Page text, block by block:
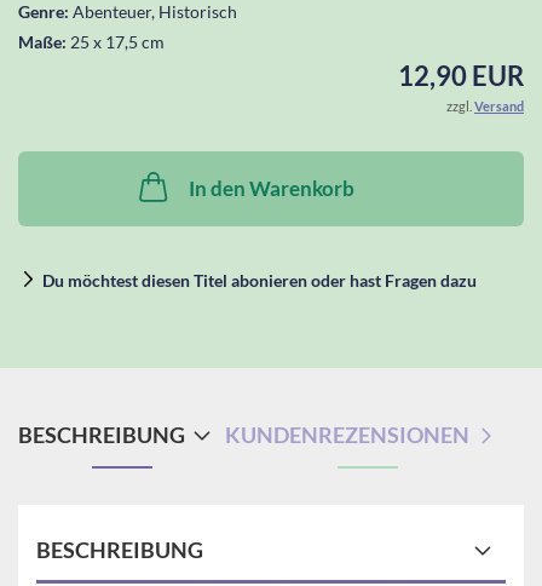
Genre: Abenteuer, Historisch
Maße: 25 x 17,5 cm
12,90 EUR
zzgl. Versand
In den Warenkorb
Du möchtest diesen Titel abonieren oder hast Fragen dazu
BESCHREIBUNG KUNDENREZENSIONEN
BESCHREIBUNG